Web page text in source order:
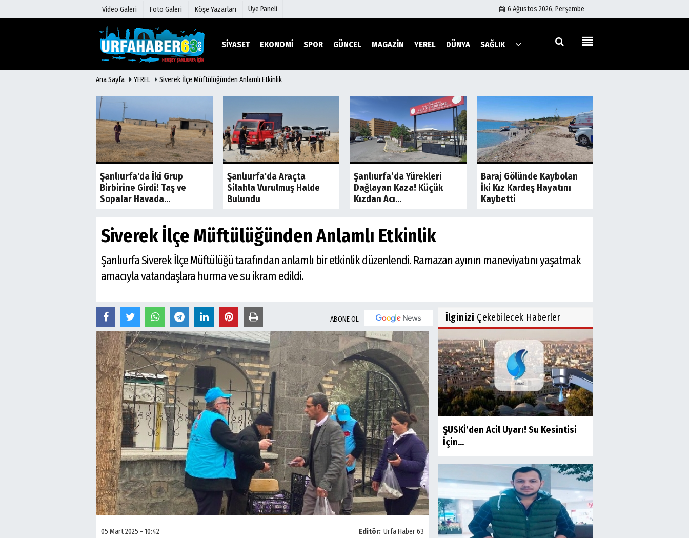
Video Galeri Foto Galeri Köşe Yazarları Üye Paneli 6 Ağustos 2026, Perşembe
SİYASET EKONOMİ SPOR GÜNCEL MAGAZİN YEREL DÜNYA SAĞLIK
Hava Durumu
Gazete Manşetleri
Biyografiler
Video Galeri
Foto Galeri
Etkinlikler
İletişim
Çerez Politikası
Gizlilik İlkeleri
Ana Sayfa YEREL Siverek İlçe Müftülüğünden Anlamlı Etkinlik
Son Dakika
Şanlıurfa'da İki Grup
Birbirine Girdi! Taş ve
Sopalar Havada...
Son Dakika
Şanlıurfa'da Araçta
Silahla Vurulmuş Halde
Bulundu
Son Dakika
Şanlıurfa’da Yürekleri
Dağlayan Kaza! Küçük
Kızdan Acı...
Son Dakika
Baraj Gölünde Kaybolan
İki Kız Kardeş Hayatını
Kaybetti
Siverek İlçe Müftülüğünden Anlamlı Etkinlik
Şanlıurfa Siverek İlçe Müftülüğü tarafından anlamlı bir etkinlik düzenlendi. Ramazan ayının maneviyatını yaşatmak
amacıyla vatandaşlara hurma ve su ikram edildi.
ABONE OL
Editör: Urfa Haber 63
05 Mart 2025 - 10:42
İlginizi Çekebilecek Haberler
ŞUSKİ’den Acil Uyarı! Su Kesintisi
İçin...